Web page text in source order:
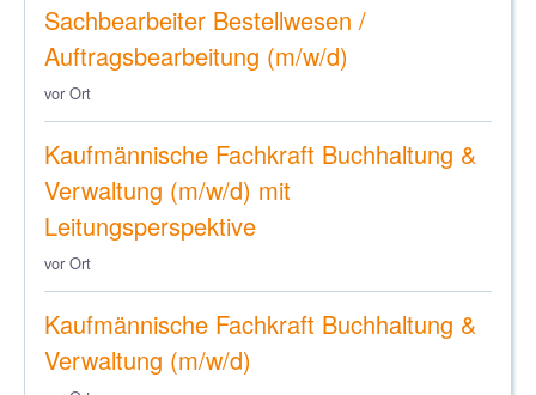
Sachbearbeiter Bestellwesen /
Auftragsbearbeitung (m/w/d)
vor Ort
Kaufmännische Fachkraft Buchhaltung &
Verwaltung (m/w/d) mit
Leitungsperspektive
vor Ort
Kaufmännische Fachkraft Buchhaltung &
Verwaltung (m/w/d)